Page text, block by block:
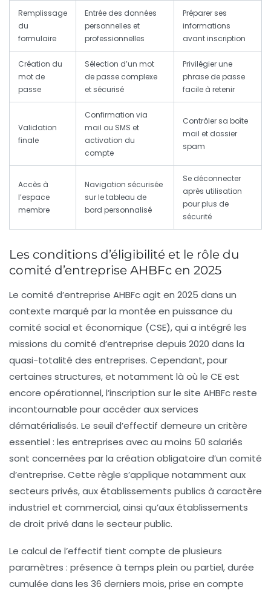
Remplissage
du
formulaire
Entrée des données
personnelles et
professionnelles
Préparer ses
informations
avant inscription
Création du
mot de
passe
Sélection d’un mot
de passe complexe
et sécurisé
Privilégier une
phrase de passe
facile à retenir
Validation
finale
Confirmation via
mail ou SMS et
activation du
compte
Contrôler sa boîte
mail et dossier
spam
Accès à
l’espace
membre
Navigation sécurisée
sur le tableau de
bord personnalisé
Se déconnecter
après utilisation
pour plus de
sécurité
Les conditions d’éligibilité et le rôle du
comité d’entreprise AHBFc en 2025
Le comité d’entreprise AHBFc agit en 2025 dans un
contexte marqué par la montée en puissance du
comité social et économique (CSE), qui a intégré les
missions du comité d’entreprise depuis 2020 dans la
quasi-totalité des entreprises. Cependant, pour
certaines structures, et notamment là où le CE est
encore opérationnel, l’inscription sur le site AHBFc reste
incontournable pour accéder aux services
dématérialisés. Le seuil d’effectif demeure un critère
essentiel : les entreprises avec au moins 50 salariés
sont concernées par la création obligatoire d’un comité
d’entreprise. Cette règle s’applique notamment aux
secteurs privés, aux établissements publics à caractère
industriel et commercial, ainsi qu’aux établissements
de droit privé dans le secteur public.
Le calcul de l’effectif tient compte de plusieurs
paramètres : présence à temps plein ou partiel, durée
cumulée dans les 36 derniers mois, prise en compte